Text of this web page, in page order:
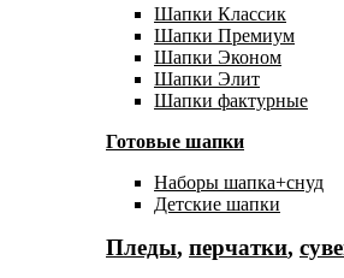
Шапки Классик
Шапки Премиум
Шапки Эконом
Шапки Элит
Шапки фактурные
Готовые шапки
Наборы шапка+снуд
Детские шапки
Пледы, перчатки,